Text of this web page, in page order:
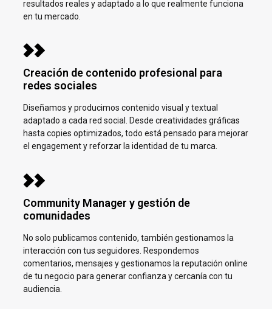
resultados reales y adaptado a lo que realmente funciona
en tu mercado.
Creación de contenido profesional para
redes sociales
Diseñamos y producimos contenido visual y textual
adaptado a cada red social. Desde creatividades gráficas
hasta copies optimizados, todo está pensado para mejorar
el engagement y reforzar la identidad de tu marca.
Community Manager y gestión de
comunidades
No solo publicamos contenido, también gestionamos la
interacción con tus seguidores. Respondemos
comentarios, mensajes y gestionamos la reputación online
de tu negocio para generar confianza y cercanía con tu
audiencia.